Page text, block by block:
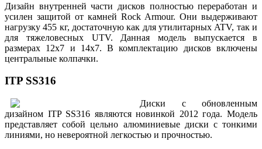
Дизайн внутренней части дисков полностью переработан и
усилен защитой от камней Rock Armour. Они выдерживают
нагрузку 455 кг, достаточную как для утилитарных ATV, так и
для тяжеловесных UTV. Данная модель выпускается в
размерах 12x7 и 14x7. В комплектацию дисков включены
центральные колпачки.
ITP SS316
Диски с обновленным
дизайном ITP SS316 являются новинкой 2012 года. Модель
представляет собой цельно алюминиевые диски с тонкими
линиями, но невероятной легкостью и прочностью.